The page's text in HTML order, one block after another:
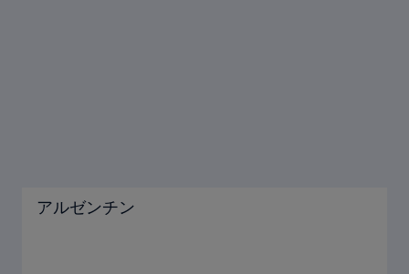
アルゼンチン